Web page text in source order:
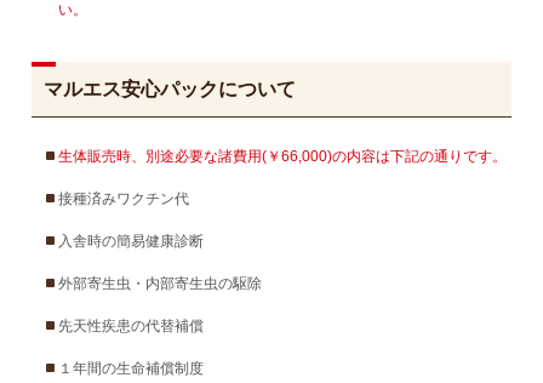
い。
マルエス安心パックについて
生体販売時、別途必要な諸費用(￥66,000)の内容は下記の通りです。
接種済みワクチン代
入舎時の簡易健康診断
外部寄生虫・内部寄生虫の駆除
先天性疾患の代替補償
１年間の生命補償制度